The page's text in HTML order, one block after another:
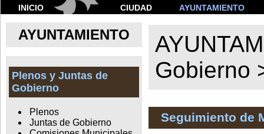
INICIO CIUDAD AYUNTAMIENTO
AYUNTAMIENTO
Plenos y Juntas de
Gobierno
Plenos
Juntas de Gobierno
Gobierno
Seguimiento de